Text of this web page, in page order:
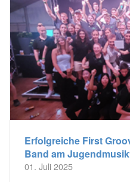
Erfolgreiche First
Band am
01. Juli 2025